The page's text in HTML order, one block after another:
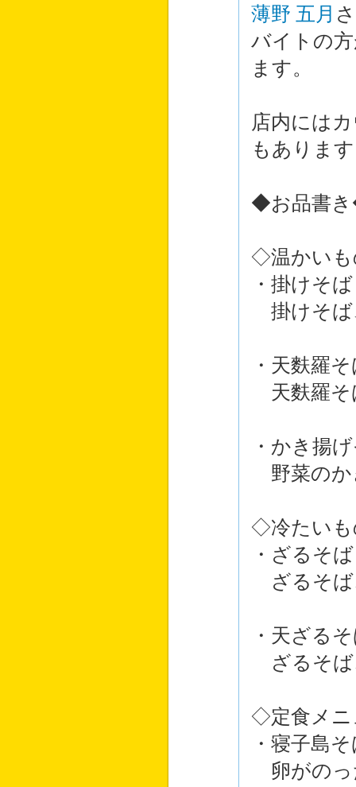
薄野 五月
バイトの
ます。
店内には
もありま
◆お品書
◇温かいも
・掛けそば
掛けそば
・天麩羅
天麩羅そ
・かき揚
野菜のか
◇冷たいも
・ざるそば
ざるそば
・天ざる
ざるそば
◇定食メニ
・寝子島
卵がのっ